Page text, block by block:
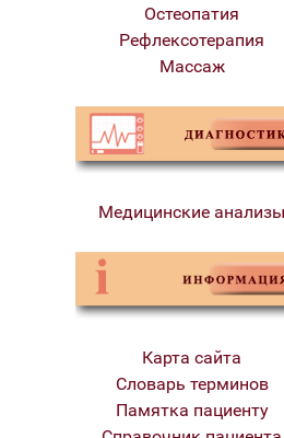
Остеопатия
Рефлексотерапия
Массаж
Медицинские анализы
Карта сайта
Словарь терминов
Памятка пациенту